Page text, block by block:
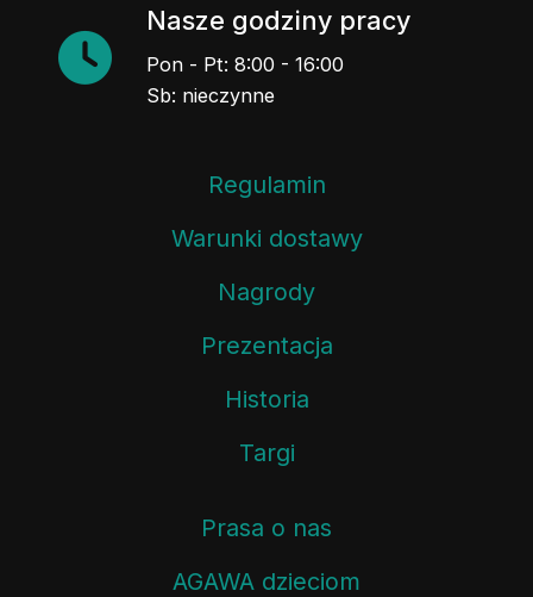
Nasze godziny pracy
Pon - Pt: 8:00 - 16:00
Sb: nieczynne
Regulamin
Warunki dostawy
Nagrody
Prezentacja
Historia
Targi
Prasa o nas
AGAWA dzieciom